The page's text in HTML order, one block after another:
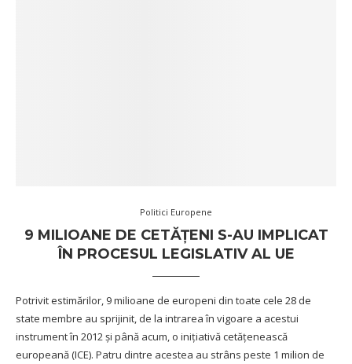
Politici Europene
9 MILIOANE DE CETĂȚENI S-AU IMPLICAT
ÎN PROCESUL LEGISLATIV AL UE
Potrivit estimărilor, 9 milioane de europeni din toate cele 28 de
state membre au sprijinit, de la intrarea în vigoare a acestui
instrument în 2012 și până acum, o inițiativă cetățenească
europeană (ICE). Patru dintre acestea au strâns peste 1 milion de